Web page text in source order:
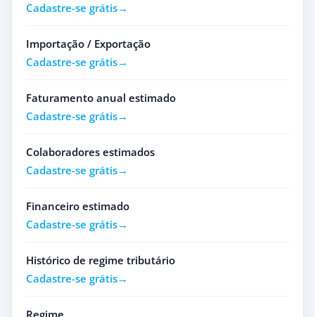
Cadastre-se grátis
Importação / Exportação
Cadastre-se grátis
Faturamento anual estimado
Cadastre-se grátis
Colaboradores estimados
Cadastre-se grátis
Financeiro estimado
Cadastre-se grátis
Histórico de regime tributário
Cadastre-se grátis
Regime